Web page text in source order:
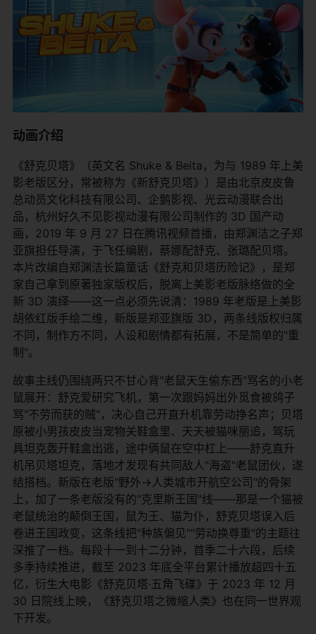
动画介绍
《舒克贝塔》（英文名 Shuke & Beita，为与 1989 年上美
影老版区分，常被称为《新舒克贝塔》）是由北京皮皮鲁
总动员文化科技有限公司、企鹅影视、光云动漫联合出
品，杭州好久不见影视动漫有限公司制作的 3D 国产动
画，2019 年 9 月 27 日在腾讯视频首播，由郑渊洁之子郑
亚旗担任导演，于飞任编剧，蔡娜配舒克、张璐配贝塔。
本片改编自郑渊洁长篇童话《舒克和贝塔历险记》，是郑
家自己拿到原著独家版权后，脱离上美影老版脉络做的全
新 3D 演绎——这一点必须先说清：1989 年老版是上美影
胡依红版手绘二维，新版是郑亚旗版 3D，两条线版权归属
不同，制作方不同，人设和剧情都有拓展，不是简单的"重
制"。
故事主线仍围绕两只不甘心背"老鼠天生偷东西"骂名的小老
鼠展开：舒克爱研究飞机，第一次跟妈妈出外觅食被鸽子
骂"不劳而获的贼"，决心自己开直升机靠劳动挣名声；贝塔
原被小男孩皮皮当宠物关鞋盒里、天天被猫咪丽追，驾玩
具坦克轰开鞋盒出逃，途中俩鼠在空中杠上——舒克直升
机吊贝塔坦克，落地才发现有共同敌人"海盗"老鼠团伙，遂
结搭档。新版在老版"野外→人类城市开航空公司"的骨架
上，加了一条老版没有的"克里斯王国"线——那是一个猫被
老鼠统治的颠倒王国，鼠为王、猫为仆，舒克贝塔误入后
卷进王国政变，这条线把"种族偏见""劳动换尊重"的主题往
深推了一档。每段十一到十二分钟，首季二十六段，后续
多季持续推进，截至 2023 年底全平台累计播放超四十五
亿，衍生大电影《舒克贝塔·五角飞碟》于 2023 年 12 月
30 日院线上映，《舒克贝塔之微缩人类》也在同一世界观
下开发。